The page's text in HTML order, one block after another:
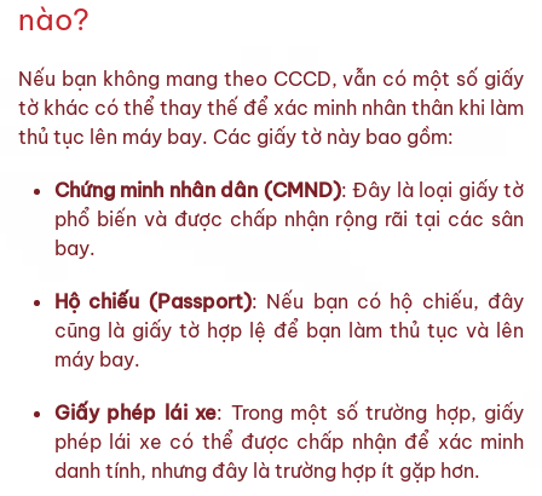
nào?
Nếu bạn không mang theo CCCD, vẫn có một số giấy
tờ khác có thể thay thế để xác minh nhân thân khi làm
thủ tục lên máy bay. Các giấy tờ này bao gồm:
Chứng minh nhân dân (CMND): Đây là loại giấy tờ
phổ biến và được chấp nhận rộng rãi tại các sân
bay.
Hộ chiếu (Passport): Nếu bạn có hộ chiếu, đây
cũng là giấy tờ hợp lệ để bạn làm thủ tục và lên
máy bay.
Giấy phép lái xe: Trong một số trường hợp, giấy
phép lái xe có thể được chấp nhận để xác minh
danh tính, nhưng đây là trường hợp ít gặp hơn.